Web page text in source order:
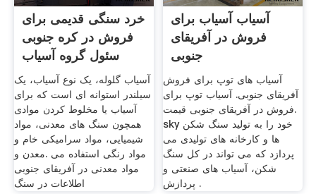
خرد سنگی قدیمی برای
فروش در کره جنوبی
سئول گروه آسیاب
نقره
آسیاب گلوله، یک نوع آسیاب، یک
سیلندر استوانه ای است که برای
آسیاب یا مخلوط کردن موادی
همچون سنگ های معدنی، مواد
شیمیایی، مواد سرامیکی خام و
مواد رنگی استفاده می .معدن و
مواد معدنی در آفریقای جنوبی
اطلاعات در سنگ
آسیاب آسیاب برای
فروش در آفریقای
جنوبی
آسیاب های توپ برای فروش
آفریقای جنوبی. آسیاب توپ برای
فروش در آفریقای جنوبی قیمت.
sky خود را به تولید سنگ شکن
ها و کارخانه های تولیدی می
پردازد که می تواند در کل سنگ
شکن، آسیاب های صنعتی و
پردازش .